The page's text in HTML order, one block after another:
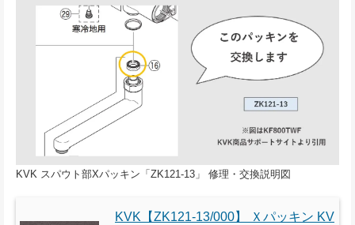
KVK スパウト部Xパッキン「ZK121-13」 修理・交換説明図
KVK【ZK121-13/000】 Ｘパッキン KV